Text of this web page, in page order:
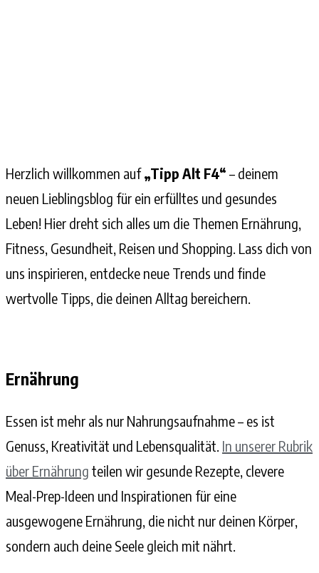
Herzlich willkommen auf„Tipp Alt F4“ – deinem
neuen Lieblingsblog für ein erfülltes und gesundes
Leben! Hier dreht sich alles um die Themen Ernährung,
Fitness, Gesundheit, Reisen und Shopping. Lass dich von
uns inspirieren, entdecke neue Trends und finde
wertvolle Tipps, die deinen Alltag bereichern.
Ernährung
Essen ist mehr als nur Nahrungsaufnahme – es ist
Genuss, Kreativität und Lebensqualität. In unserer Rubrik
über Ernährung teilen wir gesunde Rezepte, clevere
Meal-Prep-Ideen und Inspirationen für eine
ausgewogene Ernährung, die nicht nur deinen Körper,
sondern auch deine Seele gleich mit nährt.